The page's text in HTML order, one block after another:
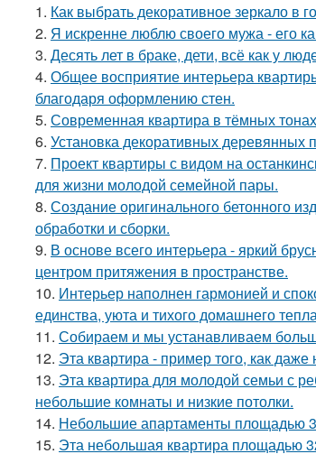
1. Как выбрать декоративное зеркало в
2. Я искренне люблю своего мужа - его
3. Десять лет в браке, дети, всё как у
4. Общее восприятие интерьера
благодаря оформлению стен.
5. Современная квартира в тёмных
6. Установка декоративных деревянных
7. Проект квартиры с видом на
для жизни молодой семейной пары.
8. Создание оригинального бетонного
обработки и сборки.
9. В основе всего интерьера - яркий
центром притяжения в пространстве.
10. Интерьер наполнен гармонией и
единства, уюта и тихого домашнего
11. Собираем и мы устанавливаем
12. Эта квартира - пример того, как
13. Эта квартира для молодой семьи с
небольшие комнаты и низкие потолки.
14. Небольшие апартаменты площадью
15. Эта небольшая квартира площадью